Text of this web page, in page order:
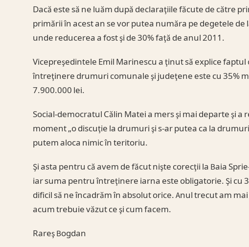
Dacă este să ne luăm după declaraţiile făcute de către
primării în acest an se vor putea număra pe degetele
unde reducerea a fost şi de 30% faţă de anul 2011.
Vicepreşedintele Emil Marinescu a ţinut să explice
întreţinere drumuri comunale şi judeţene este cu 35%
7.900.000 lei.
Social-democratul Călin Matei a mers şi mai departe şi
moment „o discuţie la drumuri şi s-ar putea ca la
putem aloca nimic în teritoriu.
Şi asta pentru că avem de făcut nişte corecţii la Baia
iar suma pentru întreţinere iarna este obligatorie. Şi cu
dificil să ne încadrăm în absolut orice. Anul trecut am
acum trebuie văzut ce şi cum facem.
Rareş Bogdan